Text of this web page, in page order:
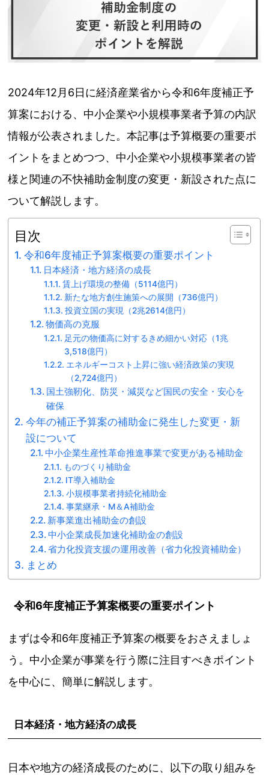
2024年12月6日に経済産業省から令和6年度補正予
算案における、中小企業や小規模事業者予算の内訳
情報が公表されました。本記事は予算概要の重要ポ
イントをまとめつつ、中小企業や小規模事業者の皆
様と関連の不快補助金制度の変更・新設された点に
ついて解説します。
目次
令和6年度補正予算案概要の重要ポイント
日本経済・地方経済の成長
賃上げ環境の整備（5114億円）
新たな地方創生施策への展開（736億円）
投資立国の実現（2兆2614億円）
物価高の克服
足元の物価高に対するきめ細かい対応（1兆
3,518億円）
エネルギーコスト上昇に強い経済政策の実現
（2,724億円）
国土強靭化、防災・減災など国民の安全・安心を
確保
今年の補正予算案の補助金に発生した変更・新
設について
中小企業生産性革命推進事業で変更がある補助金
ものづくり補助金
IT導入補助金
小規模事業者持続化補助金
事業継承・M＆A補助金
新事業進出補助金の創設
中小企業成長加速化補助金の創設
省力化投資支援の運用改善（省力化投資補助金）
まとめ
令和6年度補正予算案概要の重要ポイント
まずは令和6年度補正予算案の概要をおさえましょ
う。中小企業が事業を行う際に注目すべきポイント
を中心に、簡単に解説します。
日本経済・地方経済の成長
日本や地方の経済成長のために、以下の取り組みを